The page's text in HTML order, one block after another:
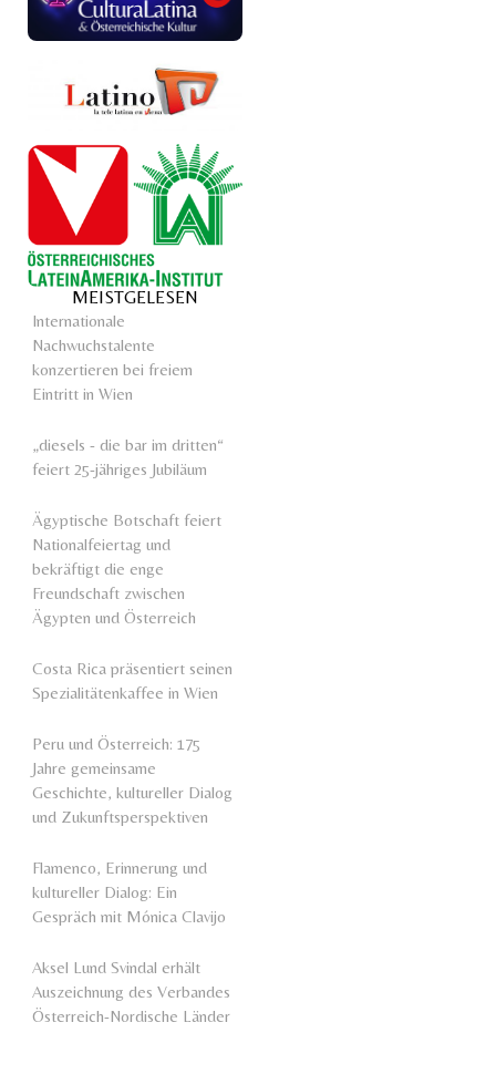
MEISTGELESEN
Internationale
Nachwuchstalente
konzertieren bei freiem
Eintritt in Wien
„diesels - die bar im dritten“
feiert 25-jähriges Jubiläum
Ägyptische Botschaft feiert
Nationalfeiertag und
bekräftigt die enge
Freundschaft zwischen
Ägypten und Österreich
Costa Rica präsentiert seinen
Spezialitätenkaffee in Wien
Peru und Österreich: 175
Jahre gemeinsame
Geschichte, kultureller Dialog
und Zukunftsperspektiven
Flamenco, Erinnerung und
kultureller Dialog: Ein
Gespräch mit Mónica Clavijo
Aksel Lund Svindal erhält
Auszeichnung des Verbandes
Österreich-Nordische Länder